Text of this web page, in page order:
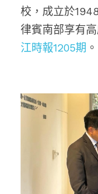
校，成立於
律賓南部享有
江時報1205期 。